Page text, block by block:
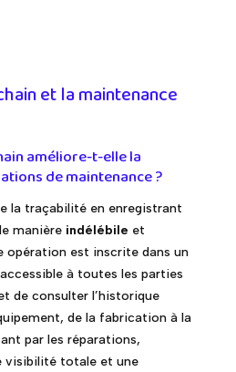
et la maintenance
améliore-t-elle la
de maintenance ?
la traçabilité en enregistrant
manière indélébile et
opération est inscrite dans un
à toutes les parties
de consulter l’historique
de la fabrication à la
par les réparations,
visibilité totale et une